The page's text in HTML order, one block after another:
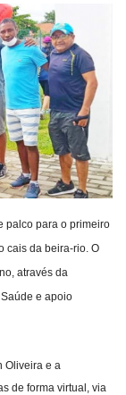
palco para o primeiro
cais da beira-rio. O
através da
e apoio
Oliveira e a
de forma virtual, via